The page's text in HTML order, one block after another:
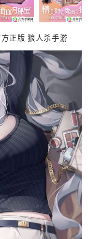
正版 狼人杀手游